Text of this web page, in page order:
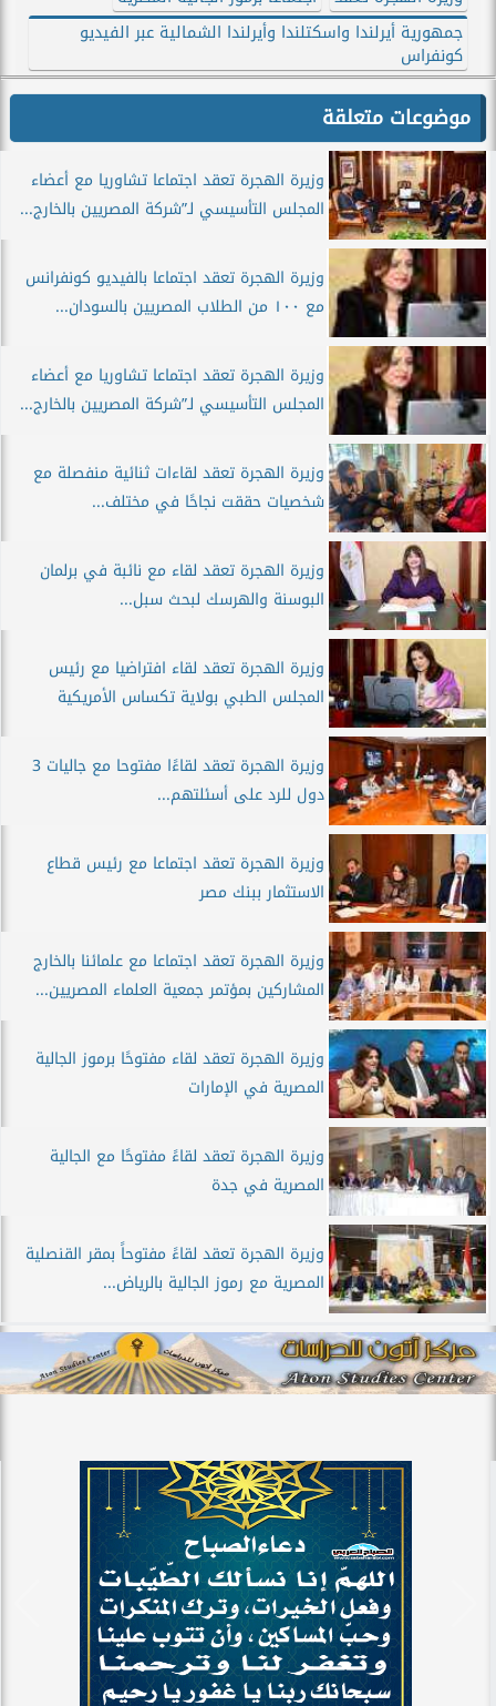
جمهورية أيرلندا واسكتلندا وأيرلندا الشمالية عبر الفيديو
كونفراس
موضوعات متعلقة
وزيرة الهجرة تعقد اجتماعا تشاوريا مع أعضاء
المجلس التأسيسي لـ”شركة المصريين بالخارج...
وزيرة الهجرة تعقد اجتماعا بالفيديو كونفرانس
مع ١٠٠ من الطلاب المصريين بالسودان...
وزيرة الهجرة تعقد اجتماعا تشاوريا مع أعضاء
المجلس التأسيسي لـ”شركة المصريين بالخارج...
وزيرة الهجرة تعقد لقاءات ثنائية منفصلة مع
شخصيات حققت نجاحًا في مختلف...
وزيرة الهجرة تعقد لقاء مع نائبة في برلمان
البوسنة والهرسك لبحث سبل...
وزيرة الهجرة تعقد لقاء افتراضيا مع رئيس
المجلس الطبي بولاية تكساس الأمريكية
وزيرة الهجرة تعقد لقاءًا مفتوحا مع جاليات 3
دول للرد على أسئلتهم...
وزيرة الهجرة تعقد اجتماعا مع رئيس قطاع
الاستثمار ببنك مصر
وزيرة الهجرة تعقد اجتماعا مع علمائنا بالخارج
المشاركين بمؤتمر جمعية العلماء المصريين...
وزيرة الهجرة تعقد لقاء مفتوحًا برموز الجالية
المصرية في الإمارات
وزيرة الهجرة تعقد لقاءً مفتوحًا مع الجالية
المصرية في جدة
وزيرة الهجرة تعقد لقاءً مفتوحاً بمقر القنصلية
المصرية مع رموز الجالية بالرياض...